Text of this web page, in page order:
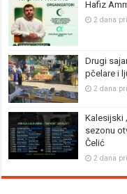
Hafiz
2 dana
Drugi
pčelare i
2 dana
Kalesijski
sezonu
Čelić
2 dana